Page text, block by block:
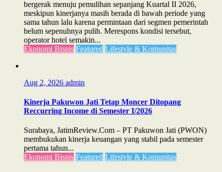
bergerak menuju pemulihan sepanjang Kuartal II 2026,
meskipun kinerjanya masih berada di bawah periode yang
sama tahun lalu karena permintaan dari segmen pemerintah
belum sepenuhnya pulih. Merespons kondisi tersebut,
operator hotel semakin...
Ekonomi Bisnis Featured Lifestyle & Komunitas
Aug 2, 2026 admin
Kinerja Pakuwon Jati Tetap Moncer Ditopang
Reccurring Income di Semester I/2026
Surabaya, JatimReview.Com – PT Pakuwon Jati (PWON)
membukukan kinerja keuangan yang stabil pada semester
pertama tahun...
Ekonomi Bisnis Featured Lifestyle & Komunitas